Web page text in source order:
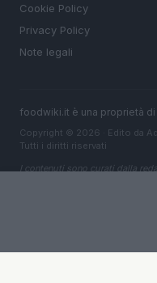
Cookie Policy
Privacy Policy
Note legali
foodwiki.it è una proprietà
Copyright © 2026 · Edito da
Tutti i diritti riservati
I contenuti sono curati dalla